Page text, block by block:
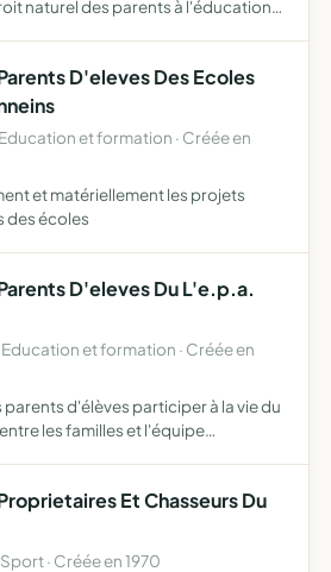
naturel des parents à l'éducation
D'eleves Des Ecoles
et formation · Créée en
et matériellement les projets
des écoles
D'eleves Du L'e.p.a.
et formation · Créée en
d'élèves participer à la vie du
les familles et l'équipe
Et Chasseurs Du
· Créée en 1970